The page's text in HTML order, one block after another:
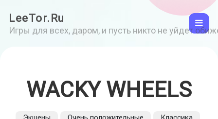
LeeTor.Ru
Игры для всех, даром, и пусть никто не уйдет
WACKY WHEELS